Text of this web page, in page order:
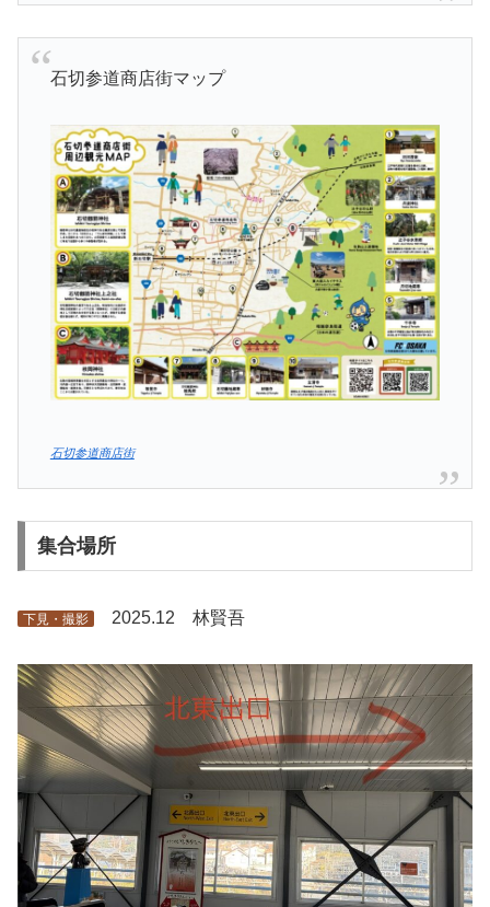
石切参道商店街マップ
石切参道商店街
集合場所
下見・撮影 2025.12 林賢吾